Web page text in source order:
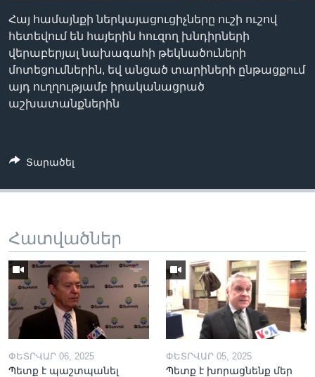
Հայ համայնքի ներկայացուցիչները ուշի ուշով
հետեվում են հայերին հուզող խնդիրների
վերաբերյալ նախագահի թեկնածուների
մոտեցումներին, եվ անցած տարիների ընթացքում
այդ ուղղությամբ իրականացրած
աշխատանքներին
Տարածել
Հատվածներ
ՓԵՏՐՎԱՐ 06, 2025
Պետք է պաշտպանել
ՓԵՏՐՎԱՐ 05, 2025
Պետք է խորացնենք մեր